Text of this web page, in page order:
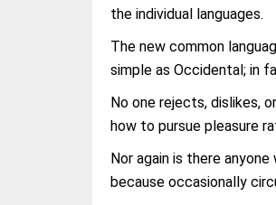
the individual languages.
The new common
simple as Occidental; in
No one rejects, dislikes,
how to pursue pleasure
Nor again is there
because occasionally